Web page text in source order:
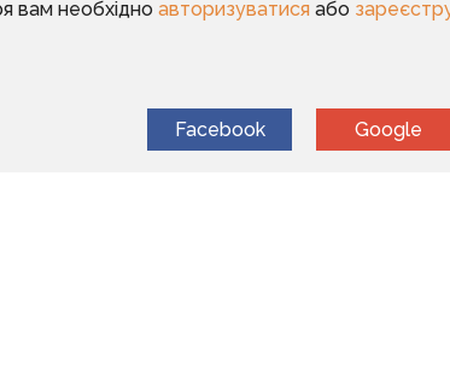
вам необхідно авторизуватисяабо
Facebook Google